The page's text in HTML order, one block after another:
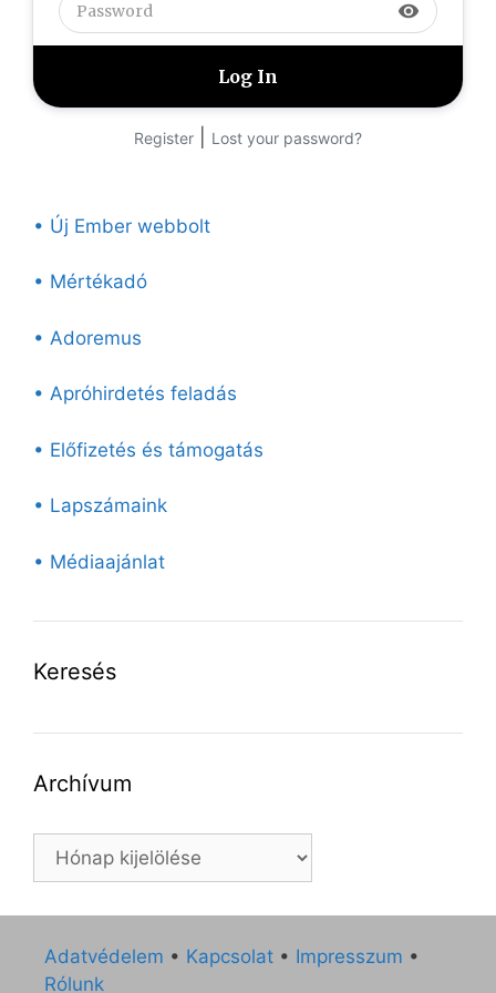
visibility
Register Lost your password?
• Új Ember webbolt
• Mértékadó
• Adoremus
• Apróhirdetés feladás
• Előfizetés és támogatás
• Lapszámaink
• Médiaajánlat
Keresés
Archívum
Archívum
Adatvédelem • Kapcsolat • Impresszum •
Rólunk